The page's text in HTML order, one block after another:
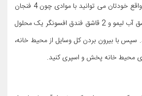
مخصوص می باشد. در واقع خودتان می توانید با موادی چون 4 فنجان
سرکه، 2 لیوان آب، 4 قاشق آب لیمو و 2 قاشق فندق افسونگر یک محلول
با بیرون بردن کل وسایل از محیط خانه،
محیط خانه پخش و اسپری کنید.